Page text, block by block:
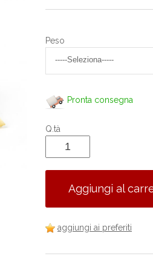
Peso
Pronta consegna
Q.tà
Aggiungi al
aggiungi ai preferiti